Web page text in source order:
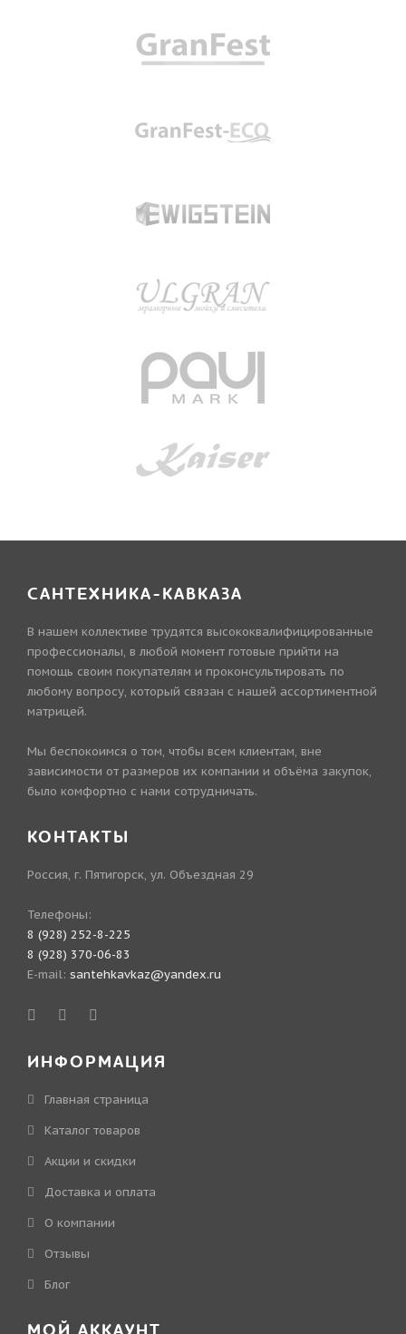
САНТЕХНИКА-КАВКАЗА
В нашем коллективе трудятся высококвалифицированные
профессионалы, в любой момент готовые прийти на
помощь своим покупателям и проконсультировать по
любому вопросу, который связан с нашей ассортиментной
матрицей.
Мы беспокоимся о том, чтобы всем клиентам, вне
зависимости от размеров их компании и объёма закупок,
было комфортно с нами сотрудничать.
КОНТАКТЫ
Россия, г. Пятигорск, ул. Объездная 29
Телефоны:
8 (928) 252-8-225
8 (928) 370-06-83
E-mail: santehkavkaz@yandex.ru
ИНФОРМАЦИЯ
Главная страница
Каталог товаров
Акции и скидки
Доставка и оплата
О компании
Отзывы
Блог